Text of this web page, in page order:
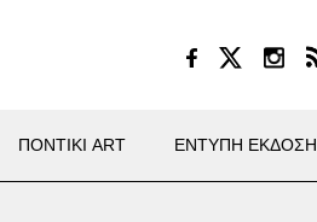
ΠΟΝΤΙΚΙ ART ΕΝΤΥΠΗ ΕΚΔΟΣΗ